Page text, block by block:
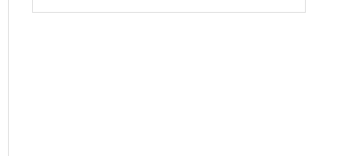
响；<&list>3.稳定器的转向胶套和球头